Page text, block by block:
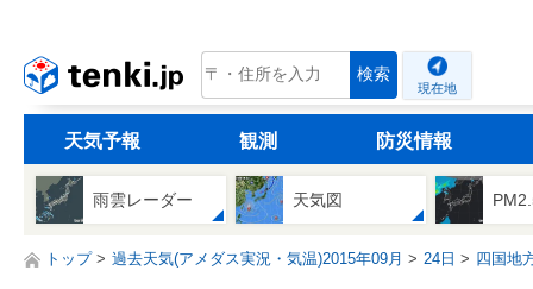
tenki.jp 検索
現在地
天気予報 観測 防災情報
雨雲レーダー 天気図
トップ 過去天気(アメダス実況・気温)2015年09月 24日 四国地